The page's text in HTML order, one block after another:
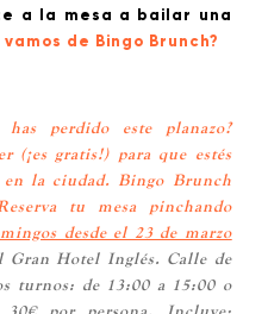
a la mesa a bailar una
vamos de Bingo Brunch?
perdido este planazo?
(¡es gratis!) para que estés
en la ciudad. Bingo Brunch
Reserva tu mesa pinchando
desde el 23 de marzo
Hotel Inglés. Calle de
turnos: de 13:00 a 15:00 o
por persona. Incluye: